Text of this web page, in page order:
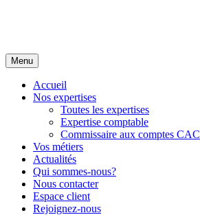
Menu
Accueil
Nos expertises
Toutes les expertises
Expertise comptable
Commissaire aux comptes CAC
Vos métiers
Actualités
Qui sommes-nous?
Nous contacter
Espace client
Rejoignez-nous